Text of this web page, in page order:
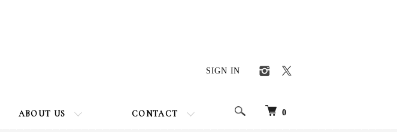
0
ABOUT US CONTACT
SIGN IN